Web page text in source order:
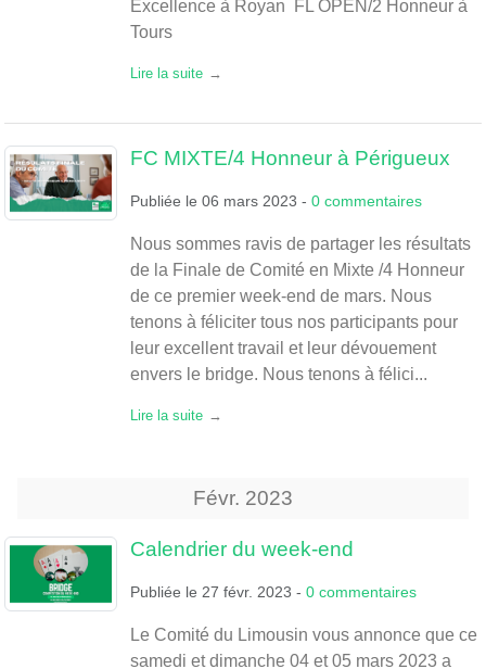
Excellence à Royan FL OPEN/2 Honneur à
Tours
Lire la suite
FC MIXTE/4 Honneur à Périgueux
Publiée le 06 mars 2023 - 0 commentaires
Nous sommes ravis de partager les résultats
de la Finale de Comité en Mixte /4 Honneur
de ce premier week-end de mars. Nous
tenons à féliciter tous nos participants pour
leur excellent travail et leur dévouement
envers le bridge. Nous tenons à félici...
Lire la suite
Févr. 2023
Calendrier du week-end
Publiée le 27 févr. 2023 - 0 commentaires
Le Comité du Limousin vous annonce que ce
samedi et dimanche 04 et 05 mars 2023 a